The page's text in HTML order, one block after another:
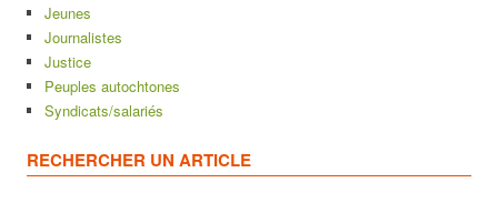
Jeunes
Journalistes
Justice
Peuples autochtones
Syndicats/salariés
RECHERCHER UN ARTICLE